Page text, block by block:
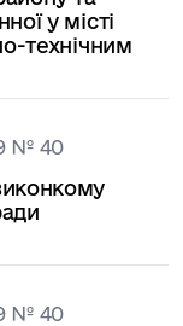
у місті
технічним
№ 40
№ 40